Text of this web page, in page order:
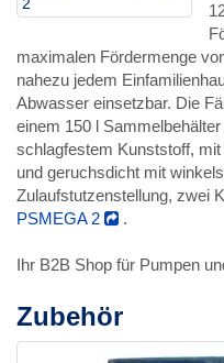
2
maximalen Fördermenge
nahezu jedem
Abwasser einsetzbar. Die
einem 150 l
schlagfestem Kunststoff,
und geruchsdicht mit
Zulaufstutzenstellung, zwei
PSMEGA 2
.
Ihr B2B Shop für Pumpen
Zubehör